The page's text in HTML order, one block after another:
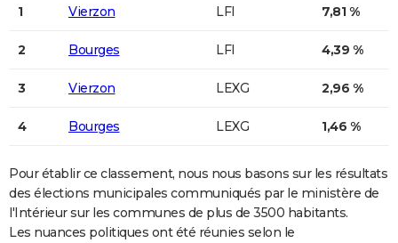
Carte de Noël
Carte Bonne année
Carte Saint-Valentin
Carte Pâques
Carte d'anniversaire
Dictionnaire
Biographies
Citations
Expressions
Proverbes
PROGRAMME TV
1 Vierzon LFI 7,81 %
2 Bourges LFI 4,39 %
3 Vierzon LEXG 2,96 %
4 Bourges LEXG 1,46 %
Pour établir ce classement, nous nous basons sur les résultats
des élections municipales communiqués par le ministère de
l'Intérieur sur les communes de plus de 3500 habitants.
Les nuances politiques ont été réunies selon le